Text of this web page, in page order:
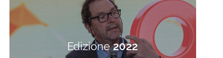
Edizione2022